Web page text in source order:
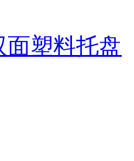
面塑料托盘